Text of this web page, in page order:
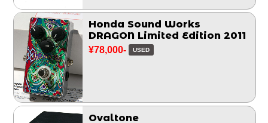
Honda Sound Works
DRAGON Limited Edition 2011
¥78,000- USED
Ovaltone